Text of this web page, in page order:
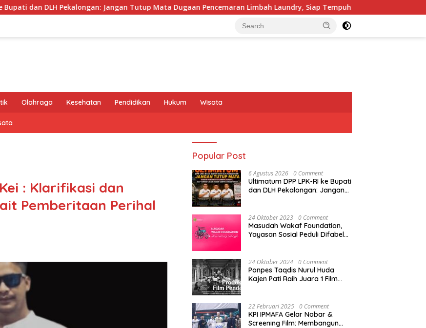
Jangan Tutup Mata Dugaan Pencemaran Limbah Laundry, Siap Tempuh Jalur Hukum Sampai Tingkat Pusat
Olahraga Kesehatan Pendidikan Hukum Wisata
: Klarifikasi dan
Pemberitaan Perihal
Popular Post
6 Agustus 2026 0 Comment
Ultimatum DPP LPK-RI ke Bupati
dan DLH Pekalongan: Jangan
Siap Tempuh Jalur Hukum
Sampai Tingkat Pusat
24 Oktober 2023 0 Comment
Masudah Wakaf Foundation,
Yayasan Sosial Peduli Difabel
24 Oktober 2024 0 Comment
Ponpes Taqdis Nurul Huda
Kajen Pati Raih Juara 1 Film
22 Februari 2025 0 Comment
KPI IPMAFA Gelar Nobar &
Screening Film: Membangun